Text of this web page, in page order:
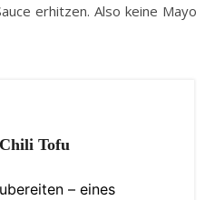
erhitzen. Also keine Mayo
Tofu
– eines